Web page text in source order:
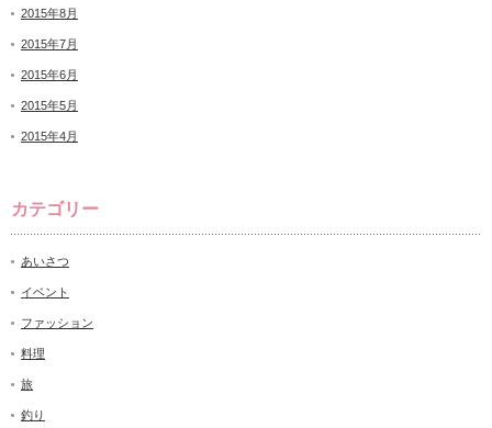
2015年8月
2015年7月
2015年6月
2015年5月
2015年4月
カテゴリー
あいさつ
イベント
ファッション
料理
旅
釣り